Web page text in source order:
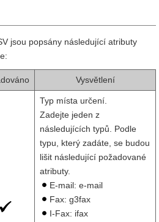
jsou popsány následující atributy
Vysvětlení
Typ místa určení.
Zadejte jeden z
následujících typů. Podle
typu, který zadáte, se budou
lišit následující požadované
atributy.
E-mail: e-mail
Fax: g3fax
I-Fax: ifax